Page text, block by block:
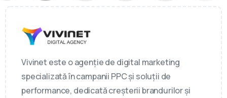
Vivinet este o agenție de digital marketing
specializată în campanii PPC și soluții de
performance, dedicată creșterii brandurilor și